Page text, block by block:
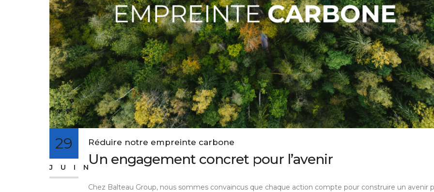
29
JUIN
Réduire notre empreinte carbone
Un engagement concret pour l’avenir
Chez Balteau Group, nous sommes convaincus que chaque action compte pour construire un avenir